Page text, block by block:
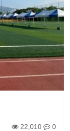
22,010 0